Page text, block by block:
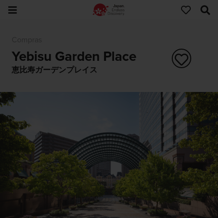
Yebisu Garden Place
恵比寿ガーデンプレイス